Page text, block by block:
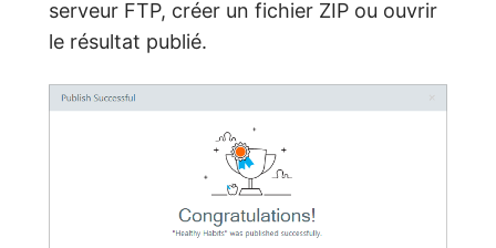
serveur FTP, créer un fichier ZIP ou ouvrir
le résultat publié.